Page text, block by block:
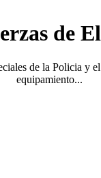
de
de la Policia y
equipamiento...